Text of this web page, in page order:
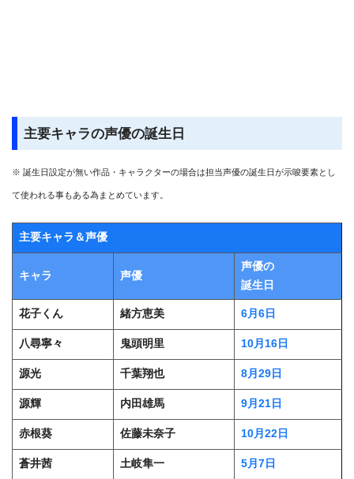
主要キャラの声優の誕生日
※ 誕生日設定が無い作品・キャラクターの場合は担当声優の誕生日が示唆要素とし
て使われる事もある為まとめています。
主要キャラ＆声優
キャラ 声優
声優の
誕生日
花子くん 緒方恵美 6月6日
八尋寧々 鬼頭明里 10月16日
源光 千葉翔也 8月29日
源輝 内田雄馬 9月21日
赤根葵 佐藤未奈子 10月22日
蒼井茜 土岐隼一 5月7日